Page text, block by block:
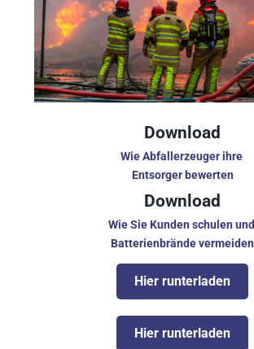
Download
Wie Abfallerzeuger ihre
Entsorger bewerten
Download
Wie Sie Kunden schulen und
Batterienbrände vermeiden
Hier runterladen
Hier runterladen